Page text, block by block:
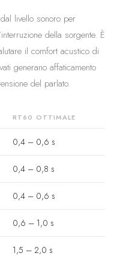
livello sonoro per
della sorgente. È
il comfort acustico di
generano affaticamento
del parlato.
RT60 OTTIMALE
0,4 – 0,6 s
0,4 – 0,8 s
0,4 – 0,6 s
0,6 – 1,0 s
1,5 – 2,0 s